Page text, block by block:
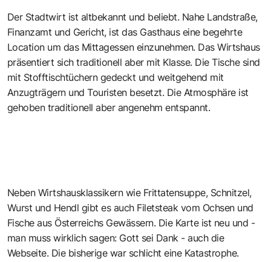
Der Stadtwirt ist altbekannt und beliebt. Nahe Landstraße,
Finanzamt und Gericht, ist das Gasthaus eine begehrte
Location um das Mittagessen einzunehmen. Das Wirtshaus
präsentiert sich traditionell aber mit Klasse. Die Tische sind
mit Stofftischtüchern gedeckt und weitgehend mit
Anzugträgern und Touristen besetzt. Die Atmosphäre ist
gehoben traditionell aber angenehm entspannt.
Neben Wirtshausklassikern wie Frittatensuppe, Schnitzel,
Wurst und Hendl gibt es auch Filetsteak vom Ochsen und
Fische aus Österreichs Gewässern. Die Karte ist neu und -
man muss wirklich sagen: Gott sei Dank - auch die
Webseite. Die bisherige war schlicht eine Katastrophe.